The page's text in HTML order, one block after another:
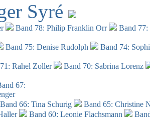
Syré
Band 78: Philip Franklin Orr
Band
Band 75: Denise Rudolph
Band 74:
Rahel Zoller
Band 70: Sabrina Lorenz
67:
Band 66: Tina Schurig
Band 65: Christine
Band 60: Leonie Flachsmann